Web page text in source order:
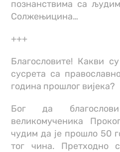
познанствима са
Солжењицина…
+++
Благословите! Какви
сусрета са
година прошлог вијека?
Бог да
великомученика
чудим да је прошло 50
тог чина. Претходно